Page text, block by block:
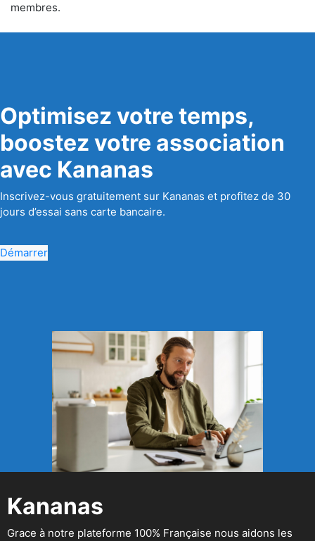
membres.
Optimisez votre temps,
boostez votre association
avec Kananas
Inscrivez-vous gratuitement sur Kananas et profitez de 30
jours d’essai sans carte bancaire.
Démarrer
Kananas
Grace à notre plateforme 100% Française nous aidons les